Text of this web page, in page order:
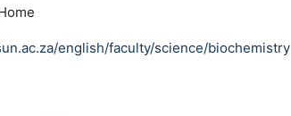
english/faculty/science/biochemistry